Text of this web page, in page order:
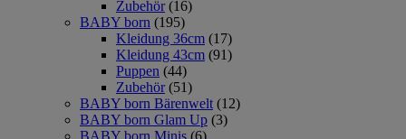
Zubehör (16)
BABY born (195)
Kleidung 36cm (17)
Kleidung 43cm (91)
Puppen (44)
Zubehör (51)
BABY born Bärenwelt (12)
BABY born Glam Up (3)
BABY born Minis (6)